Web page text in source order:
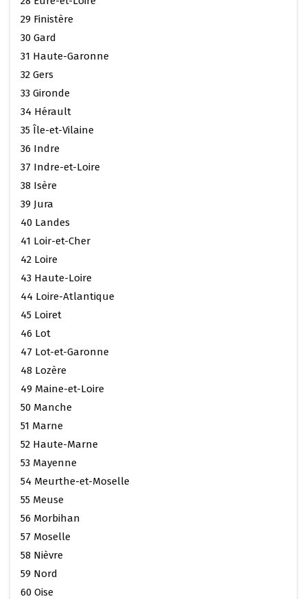
29 Finistère
30 Gard
31 Haute-Garonne
32 Gers
33 Gironde
34 Hérault
35 Île-et-Vilaine
36 Indre
37 Indre-et-Loire
38 Isère
39 Jura
40 Landes
41 Loir-et-Cher
42 Loire
43 Haute-Loire
44 Loire-Atlantique
45 Loiret
46 Lot
47 Lot-et-Garonne
48 Lozère
49 Maine-et-Loire
50 Manche
51 Marne
52 Haute-Marne
53 Mayenne
54 Meurthe-et-Moselle
55 Meuse
56 Morbihan
57 Moselle
58 Nièvre
59 Nord
60 Oise